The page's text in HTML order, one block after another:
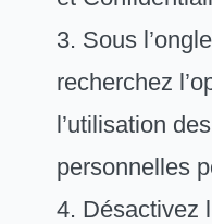
3. Sous
recherchez
l’utilisation
personnelles
4. Désactivez